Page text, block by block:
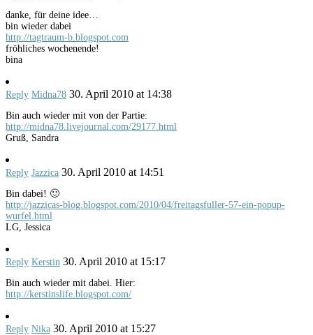
danke, für deine idee…
bin wieder dabei
http://tagtraum-b.blogspot.com
fröhliches wochenende!
bina
Reply Midna78 30. April 2010 at 14:38
Bin auch wieder mit von der Partie:
http://midna78.livejournal.com/29177.html
Gruß, Sandra
Reply Jazzica 30. April 2010 at 14:51
Bin dabei! 🙂
http://jazzicas-blog.blogspot.com/2010/04/freitagsfuller-57-ein-popup-
wurfel.html
LG, Jessica
Reply Kerstin 30. April 2010 at 15:17
Bin auch wieder mit dabei. Hier:
http://kerstinslife.blogspot.com/
Reply Nika 30. April 2010 at 15:27